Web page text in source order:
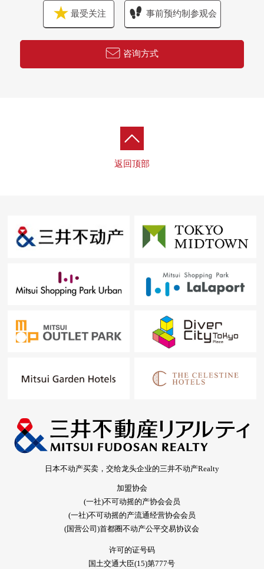
最受关注 事前预约制参观会
咨询方式
返回顶部
日本不动产买卖，交给龙头企业的三井不动产Realty
加盟协会
(一社)不可动摇的产协会会员
(一社)不可动摇的产流通经营协会会员
(国营公司)首都圈不动产公平交易协议会
许可的证号码
国土交通大臣(15)第777号